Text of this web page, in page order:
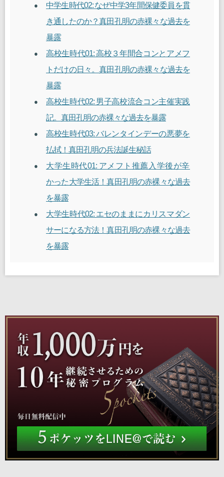
中学生時代02: なぜ中学3年間保健委員を貫
き通したのか？真田孔明の赤裸々な過去を
暴露
高校生時代01: 高校３年間合コンとアメフ
トだけの日々。真田孔明の赤裸々な過去を
暴露
高校生時代02: 男子高校流合コン主催実践
記。真田孔明の赤裸々な過去を暴露
高校生時代03: バレンタインデーの悪夢を
払拭！真田孔明の兵法誕生秘話
大学生時代01: アメフト推薦入学後が辛
かった大学生活！真田孔明の赤裸々な過去
を暴露
大学生時代02: エセのままにカリスマダン
サーになる方法！真田孔明の赤裸々な過去
を暴露